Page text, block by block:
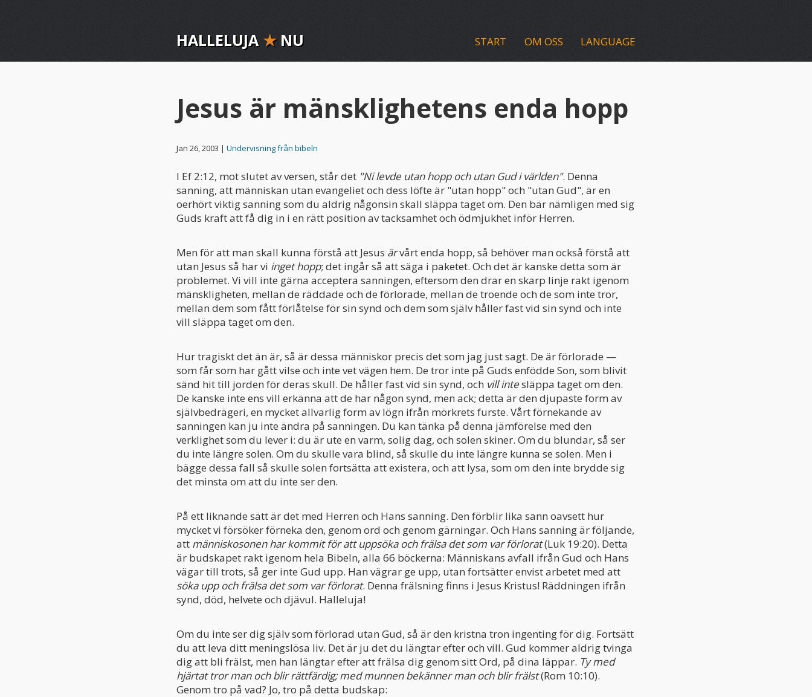
HALLELUJA ★NU START OM OSS LANGUAGE
Jesus är mänsklighetens enda hopp
Jan 26, 2003 | Undervisning från bibeln
I Ef 2:12, mot slutet av versen, står det "Ni levde utan hopp och utan Gud i världen". Denna
sanning, att människan utan evangeliet och dess löfte är "utan hopp" och "utan Gud", är en
oerhört viktig sanning som du aldrig någonsin skall släppa taget om. Den bär nämligen med sig
Guds kraft att få dig in i en rätt position av tacksamhet och ödmjukhet inför Herren.
Men för att man skall kunna förstå att Jesus ärvårt enda hopp, så behöver man också förstå att
utan Jesus så har vi inget hopp; det ingår så att säga i paketet. Och det är kanske detta som är
problemet. Vi vill inte gärna acceptera sanningen, eftersom den drar en skarp linje rakt igenom
mänskligheten, mellan de räddade och de förlorade, mellan de troende och de som inte tror,
mellan dem som fått förlåtelse för sin synd och dem som själv håller fast vid sin synd och inte
vill släppa taget om den.
Hur tragiskt det än är, så är dessa människor precis det som jag just sagt. De är förlorade —
som får som har gått vilse och inte vet vägen hem. De tror inte på Guds enfödde Son, som blivit
sänd hit till jorden för deras skull. De håller fast vid sin synd, och vill intesläppa taget om den.
De kanske inte ens vill erkänna att de har någon synd, men ack; detta är den djupaste form av
självbedrägeri, en mycket allvarlig form av lögn ifrån mörkrets furste. Vårt förnekande av
sanningen kan ju inte ändra på sanningen. Du kan tänka på denna jämförelse med den
verklighet som du lever i: du är ute en varm, solig dag, och solen skiner. Om du blundar, så ser
du inte längre solen. Om du skulle vara blind, så skulle du inte längre kunna se solen. Men i
bägge dessa fall så skulle solen fortsätta att existera, och att lysa, som om den inte brydde sig
det minsta om att du inte ser den.
På ett liknande sätt är det med Herren och Hans sanning. Den förblir lika sann oavsett hur
mycket vi försöker förneka den, genom ord och genom gärningar. Och Hans sanning är följande,
att människosonen har kommit för att uppsöka och frälsa det som var förlorat(Luk 19:20). Detta
är budskapet rakt igenom hela Bibeln, alla 66 böckerna: Människans avfall ifrån Gud och Hans
vägar till trots, så ger inte Gud upp. Han vägrar ge upp, utan fortsätter envist arbetet med att
söka upp och frälsa det som var förlorat. Denna frälsning finns i Jesus Kristus! Räddningen ifrån
synd, död, helvete och djävul. Halleluja!
Om du inte ser dig själv som förlorad utan Gud, så är den kristna tron ingenting för dig. Fortsätt
du att leva ditt meningslösa liv. Det är ju det du längtar efter och vill. Gud kommer aldrig tvinga
dig att bli frälst, men han längtar efter att frälsa dig genom sitt Ord, på dina läppar. Ty med
hjärtat tror man och blir rättfärdig; med munnen bekänner man och blir frälst(Rom 10:10).
Genom tro på vad? Jo, tro på detta budskap: